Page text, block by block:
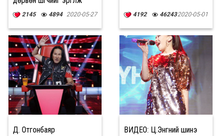
чадлаа
2145 4894 2020-05-27 4192 462432020-05-01
Д. Отгонбаяр
ВИДЕО: Ц.Энгүүний шинэ